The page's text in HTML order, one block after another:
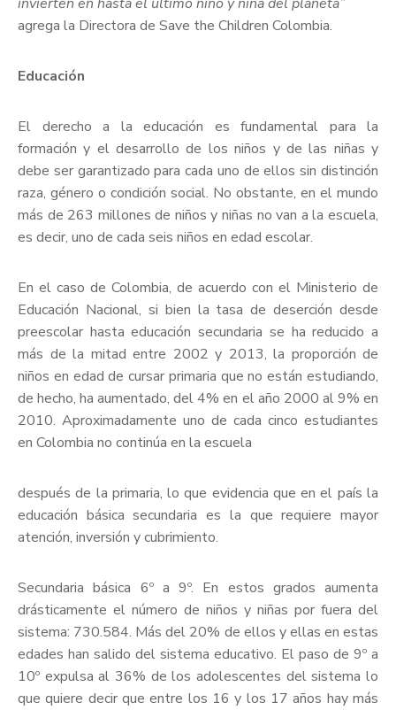
agrega la Directora de Save the Children Colombia.
Educación
El derecho a la educación es fundamental para la
formación y el desarrollo de los niños y de las niñas y
debe ser garantizado para cada uno de ellos sin distinción
raza, género o condición social. No obstante, en el mundo
más de 263 millones de niños y niñas no van a la escuela,
es decir, uno de cada seis niños en edad escolar.
En el caso de Colombia, de acuerdo con el Ministerio de
Educación Nacional, si bien la tasa de deserción desde
preescolar hasta educación secundaria se ha reducido a
más de la mitad entre 2002 y 2013, la proporción de
niños en edad de cursar primaria que no están estudiando,
de hecho, ha aumentado, del 4% en el año 2000 al 9% en
2010. Aproximadamente uno de cada cinco estudiantes
en Colombia no continúa en la escuela
después de la primaria, lo que evidencia que en el país la
educación básica secundaria es la que requiere mayor
atención, inversión y cubrimiento.
Secundaria básica 6º a 9º. En estos grados aumenta
drásticamente el número de niños y niñas por fuera del
sistema: 730.584. Más del 20% de ellos y ellas en estas
edades han salido del sistema educativo. El paso de 9º a
10º expulsa al 36% de los adolescentes del sistema lo
que quiere decir que entre los 16 y los 17 años hay más